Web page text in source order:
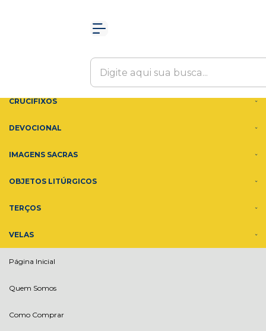
CRUCIFIXOS
DEVOCIONAL
IMAGENS SACRAS
OBJETOS LITÚRGICOS
TERÇOS
VELAS
Página Inicial
Quem Somos
Como Comprar